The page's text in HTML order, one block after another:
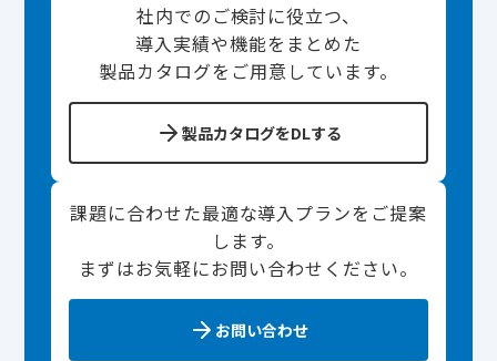
社内でのご検討に役立つ、
導入実績や機能をまとめた
製品カタログをご用意しています。
製品カタログをDLする
課題に合わせた最適な導入プランをご提案
します。
まずはお気軽にお問い合わせください。
お問い合わせ